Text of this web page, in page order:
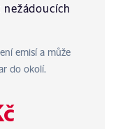
emisí a může
do okolí.